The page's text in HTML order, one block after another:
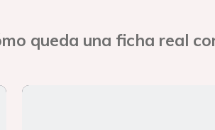
queda una ficha real